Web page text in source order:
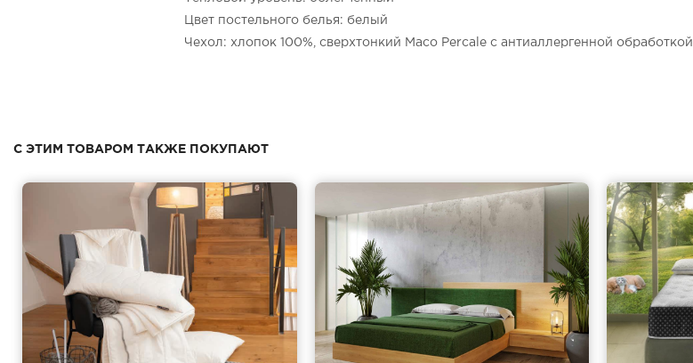
Цвет постельного белья: белый
Чехол: хлопок 100%, сверхтонкий Maco Percale с антиаллергенной обработкой
С ЭТИМ ТОВАРОМ ТАКЖЕ ПОКУПАЮТ